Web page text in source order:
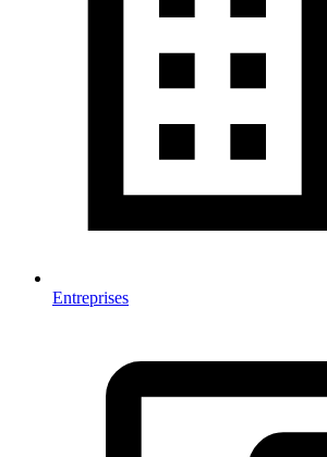
Entreprises